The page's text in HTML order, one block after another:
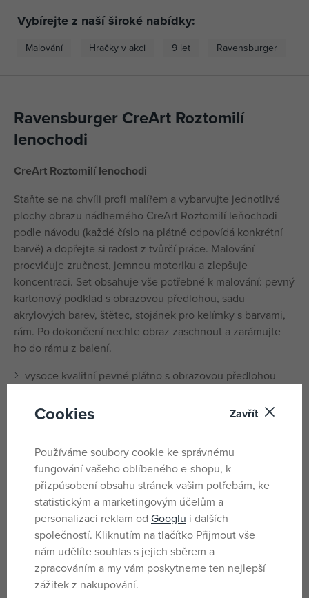
Vybírejte z naší široké nabídky:
Malování Hračky v akci 9 let Ravensburger
Ravensburger CreArt Roztomilí
lenochodi
CreArt Roztomilí lenochodi
Staňte se na chvíli profi malířem a vybarvujte jednotlivé
plochy obrazu nádherného CreArt Roztomilí leňochodi
podle návodu (každé číslo na plátně odpovídá konkrétní
barvě) a dopřejte si radost z tvůrčí práce. Malování
procvičuje zručnost, jemnou motoriku a zlepšuje
koncentraci. Set obsahuje vše potřebné k malování: pevný
kartonový podklad s obrazovou předlohou, sadu
akrylových barev, štětec, stojánek pro kelímky s barvami,
rám. Po dokončení nechte obraz zaschnout a zarámujte
ho do rámu z balení.
vysoce kvalitní pevné plátno s obrazovou předlohou
kartonový stojánek pro kelímky s barvami
sada akrylových barev, štětec, rámeček
Rozměry: 16 x 22 x 5 cm
Parametry
Pohlaví Pro holky i kluky
Barva Vícebarevné
Cookies Zavřít
Používáme soubory cookie ke správnému
fungování vašeho oblíbeného e-shopu, k
přizpůsobení obsahu stránek vašim potřebám, ke
statistickým a marketingovým účelům a
personalizaci reklam od Googlu i dalších
společností. Kliknutím na tlačítko Přijmout vše
nám udělíte souhlas s jejich sběrem a
zpracováním a my vám poskytneme ten nejlepší
zážitek z nakupování.